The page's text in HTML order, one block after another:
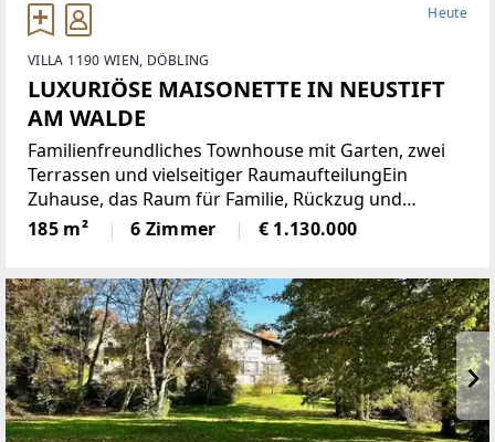
Heute
VILLA 1190 WIEN, DÖBLING
LUXURIÖSE MAISONETTE IN NEUSTIFT
AM WALDE
Familienfreundliches Townhouse mit Garten, zwei
Terrassen und vielseitiger RaumaufteilungEin
Zuhause, das Raum für Familie, Rückzug und
gemeinsames Leben schafft: Dieses grosszügige
Townhouse mit rund 185 m² Wohnfläche überzeugt
185 m² 6 Zimmer € 1.130.000